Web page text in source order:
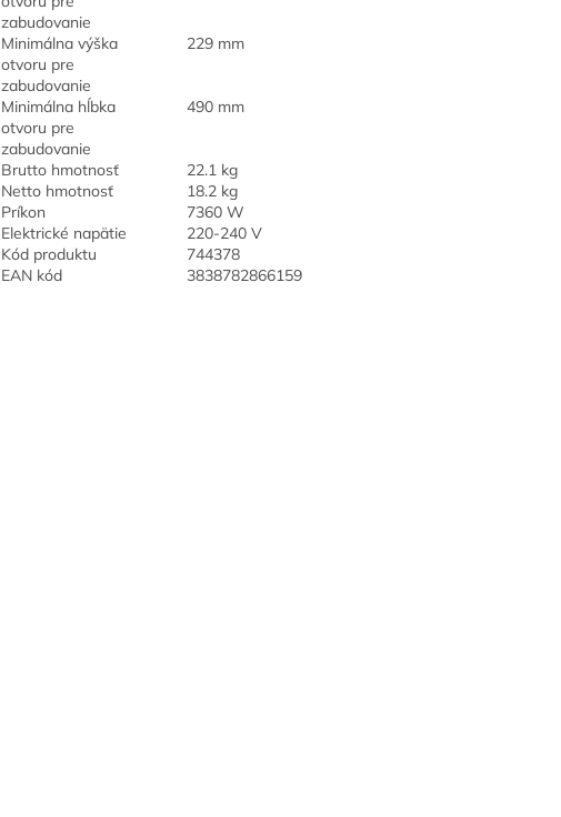
zabudovanie
Minimálna výška
otvoru pre
zabudovanie
229 mm
Minimálna hĺbka
otvoru pre
zabudovanie
490 mm
Brutto hmotnosť
22.1 kg
Netto hmotnosť
18.2 kg
Príkon
7360 W
Elektrické napätie
220-240 V
Kód produktu
744378
EAN kód
3838782866159